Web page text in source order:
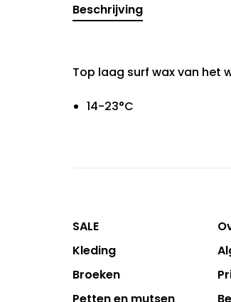
Beschrijving
Top laag surf wax van het
14-23°C
SALE
Kleding
Broeken